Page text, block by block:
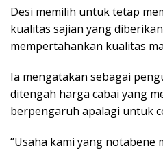
Desi memilih untuk tetap
kualitas sajian yang
mempertahankan kualitas
Ia mengatakan sebagai
ditengah harga cabai yang
berpengaruh apalagi untuk
“Usaha kami yang notabene